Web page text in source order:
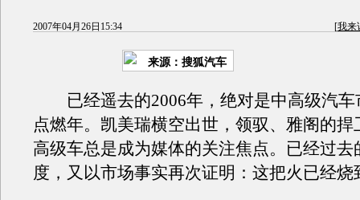
2007年04月26日15:34 [我来
来源：搜狐汽车
已经遥去的2006年，绝对是中高级汽车
点燃年。凯美瑞横空出世，领驭、雅阁的捍
高级车总是成为媒体的关注焦点。已经过去
度，又以市场事实再次证明：这把火已经烧